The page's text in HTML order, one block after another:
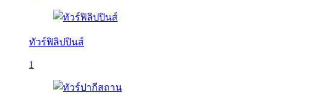
ทัวร์ฟิลิปปินส์
1